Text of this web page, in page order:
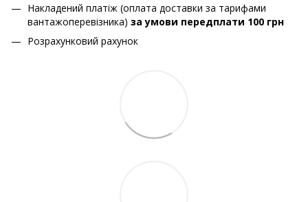
Накладений платіж (оплата доставки за тарифами
вантажоперевізника) за умови передплати 100 грн
Розрахунковий рахунок